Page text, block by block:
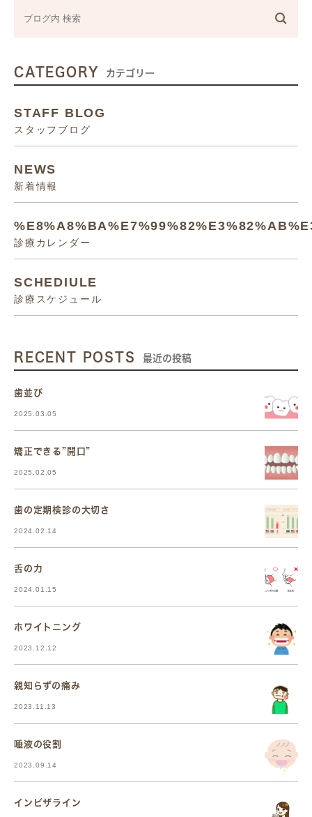
CATEGORY カテゴリー
STAFF BLOG
スタッフブログ
NEWS
新着情報
診療カレンダー
SCHEDIULE
診療スケジュール
RECENT POSTS 最近の投稿
歯並び
2025.03.05
矯正できる”開口”
2025.02.05
歯の定期検診の大切さ
2024.02.14
舌の力
2024.01.15
ホワイトニング
2023.12.12
親知らずの痛み
2023.11.13
唾液の役割
2023.09.14
インビザライン